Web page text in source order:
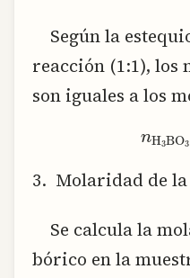
Según la
reacción (1:1), los
son iguales a los
3. Molaridad de
Se calcula la
bórico en la